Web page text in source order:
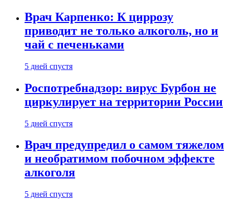
Врач Карпенко: К циррозу
приводит не только алкоголь, но и
чай с печеньками
5 дней спустя
Роспотребнадзор: вирус Бурбон не
циркулирует на территории России
5 дней спустя
Врач предупредил о самом тяжелом
и необратимом побочном эффекте
алкоголя
5 дней спустя